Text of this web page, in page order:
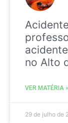
no Alto
VER MATÉRIA »
29 de julho de